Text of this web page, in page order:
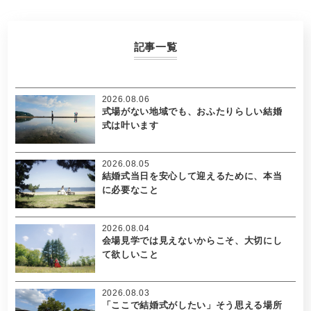
記事一覧
式場がない地域でも、おふたりらしい結婚
式は叶います
2026.08.06
結婚式当日を安心して迎えるために、本当
に必要なこと
2026.08.05
会場見学では見えないからこそ、大切にし
て欲しいこと
2026.08.04
「ここで結婚式がしたい」そう思える場所
2026.08.03